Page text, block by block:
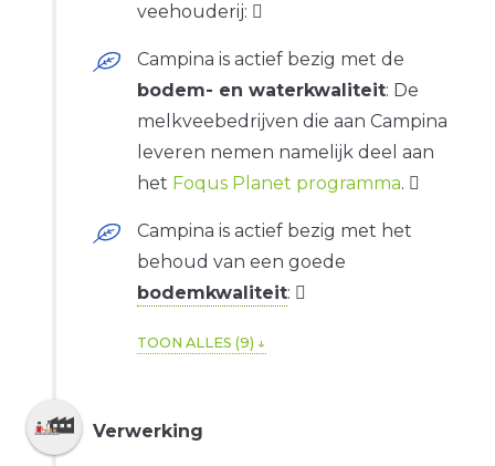
veehouderij:
Campina is actief bezig met de
bodem- en waterkwaliteit: De
melkveebedrijven die aan Campina
leveren nemen namelijk deel aan
het Foqus Planet programma.
Campina is actief bezig met het
behoud van een goede
bodemkwaliteit:
TOON ALLES (9)
Verwerking